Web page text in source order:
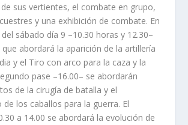
sus vertientes, el combate en grupo,
y una exhibición de combate. En
sábado día 9 –10.30 horas y 12.30–
abordará la aparición de la artillería
y el Tiro con arco para la caza y la
pase –16.00– se abordarán
de la cirugía de batalla y el
los caballos para la guerra. El
a 14.00 se abordará la evolución de